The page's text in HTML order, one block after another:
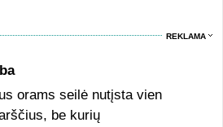
REKLAMA
orams seilė nutįsta vien
be kurių